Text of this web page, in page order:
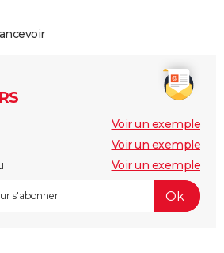
Voir un exemple
Voir un exemple
Voir un exemple